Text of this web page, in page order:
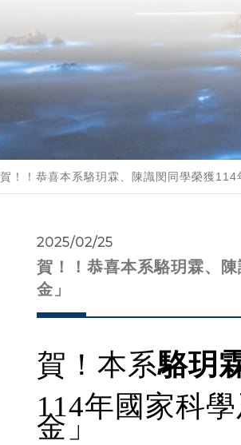
賀！！恭喜本系駱玥霖、陳識閔同學榮獲
2025/02/25
賀！！恭喜本系駱玥霖、
金」
賀！本系駱玥
114年國家科
金」